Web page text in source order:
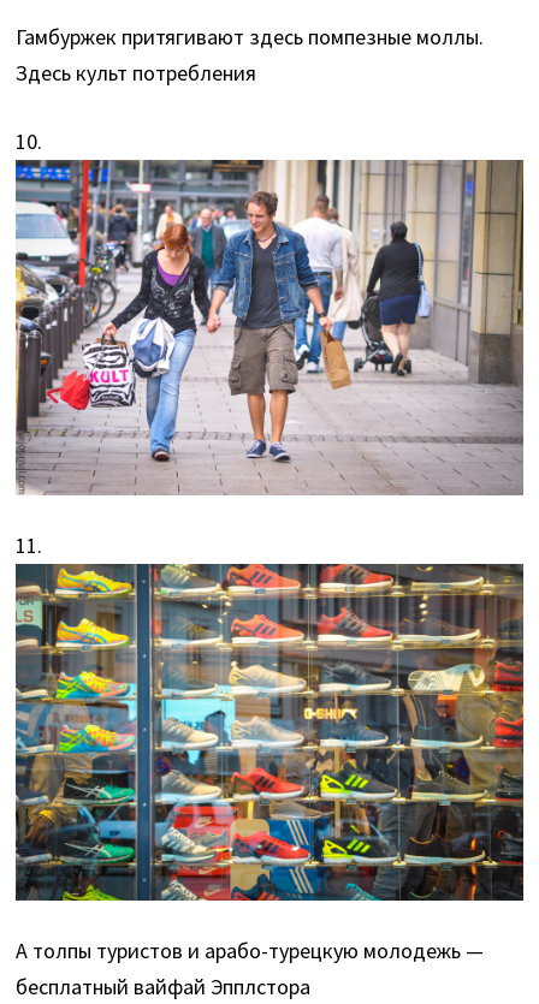
Гамбуржек притягивают здесь помпезные моллы.
Здесь культ потребления
10.
11.
А толпы туристов и арабо-турецкую молодежь —
бесплатный вайфай Эпплстора